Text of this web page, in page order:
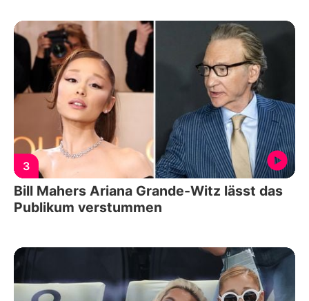
3
Bill Mahers Ariana Grande-Witz lässt das
Publikum verstummen